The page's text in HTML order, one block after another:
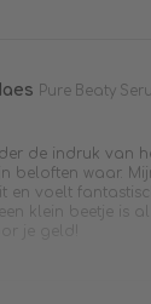
Pure Beaty
de indruk van
beloften waar.
en voelt
klein beetje is